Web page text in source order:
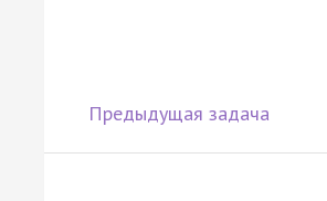
Предыдущая задача